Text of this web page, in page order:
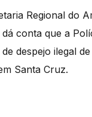
Regional do
conta que a
despejo ilegal
Santa Cruz.